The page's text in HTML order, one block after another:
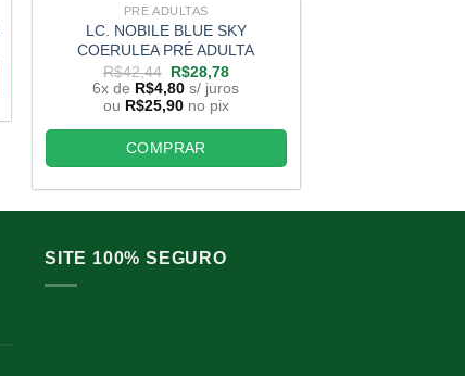
PRÉ ADULTAS
LC. NOBILE BLUE SKY
COERULEA PRÉ ADULTA
R$42,44 O
preço
original
era:
R$42,44.
R$28,78O
preço
atual
é:
R$28,78.
6x de R$4,80 s/ juros
ou R$25,90 no pix
COMPRAR
SITE 100% SEGURO